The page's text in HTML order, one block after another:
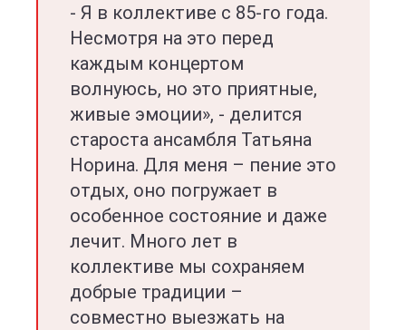
- Я в коллективе с 85-го года.
Несмотря на это перед
каждым концертом
волнуюсь, но это приятные,
живые эмоции», - делится
староста ансамбля Татьяна
Норина. Для меня – пение это
отдых, оно погружает в
особенное состояние и даже
лечит. Много лет в
коллективе мы сохраняем
добрые традиции –
совместно выезжать на